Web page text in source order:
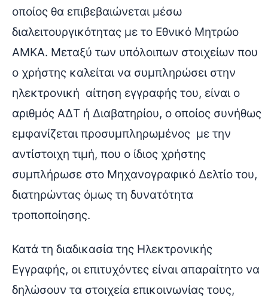
οποίος θα επιβεβαιώνεται μέσω
διαλειτουργικότητας με το Εθνικό Μητρώο
ΑΜΚΑ. Μεταξύ των υπόλοιπων στοιχείων που
ο χρήστης καλείται να συμπληρώσει στην
ηλεκτρονική αίτηση εγγραφής του, είναι ο
αριθμός ΑΔΤ ή Διαβατηρίου, ο οποίος συνήθως
εμφανίζεται προσυμπληρωμένος με την
αντίστοιχη τιμή, που ο ίδιος χρήστης
συμπλήρωσε στο Μηχανογραφικό Δελτίο του,
διατηρώντας όμως τη δυνατότητα
τροποποίησης.
Κατά τη διαδικασία της Ηλεκτρονικής
Εγγραφής, οι επιτυχόντες είναι απαραίτητο να
δηλώσουν τα στοιχεία επικοινωνίας τους,